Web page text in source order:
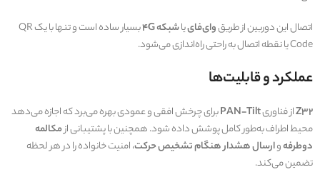
اتصال این دوربین از طریقوای‌فاییاشبکه 4G
بسیار ساده است و تنها با یک QR
Code یا نقطه اتصال به راحتی راه‌اندازی می‌شود.
عملکرد و قابلیت‌ها
Z32از فناوریPAN-Tiltبرای چرخش افقی و عمودی بهره می‌برد که اجازه می‌دهد
محیط اطراف به‌طور کامل پوشش داده شود. همچنین با پشتیبانی ازمکالمه
دوطرفهوارسال هشدار هنگام تشخیص حرکت، امنیت خانواده را در هر لحظه
تضمین می‌کند.